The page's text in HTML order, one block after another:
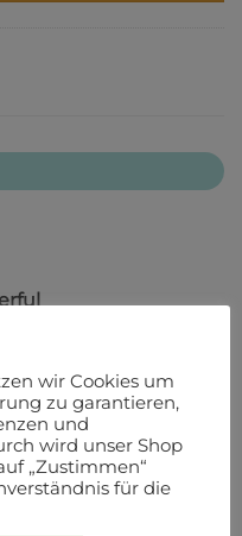
was inspired by the
we saw in our
in 2023! We wanted
wir Cookies um
zu garantieren,
und
wird unser Shop
„Zustimmen“
für die